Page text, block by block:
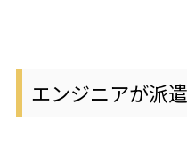
エンジニアが派